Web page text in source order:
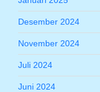
Desember 2024
November 2024
Juli 2024
Juni 2024